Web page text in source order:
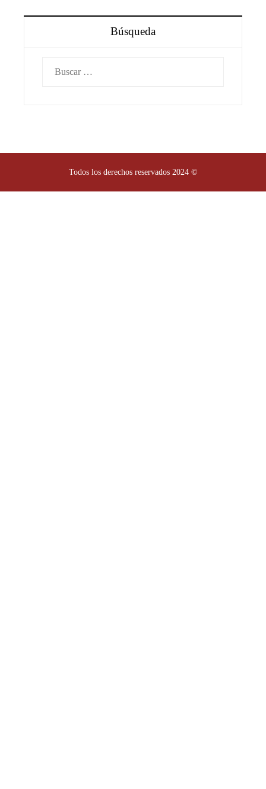
Búsqueda
Todos los derechos reservados 2024 ©